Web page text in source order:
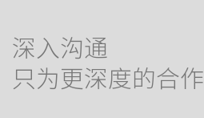
深入沟通
只为更深度的合作